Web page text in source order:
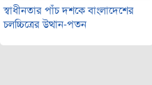
স্বাধীনতার পাঁচ দশকে বাংলাদেশের
চলচ্চিত্রের উত্থান-পতন